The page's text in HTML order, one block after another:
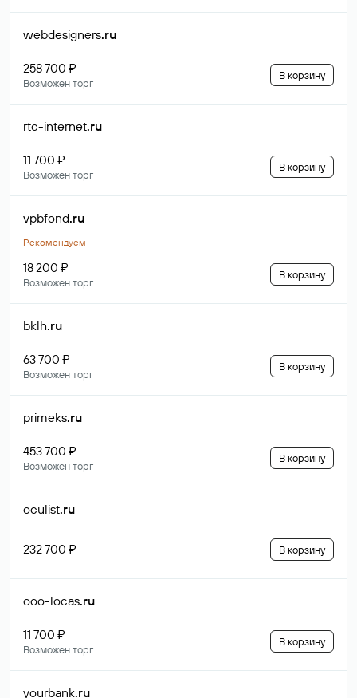
webdesigners.ru
258 700 ₽
Возможен торг
В корзину
rtc-internet.ru
11 700 ₽
Возможен торг
В корзину
vpbfond.ru
Рекомендуем
18 200 ₽
Возможен торг
В корзину
bklh.ru
63 700 ₽
Возможен торг
В корзину
primeks.ru
453 700 ₽
Возможен торг
В корзину
oculist.ru
232 700 ₽ В корзину
ooo-locas.ru
11 700 ₽
Возможен торг
В корзину
yourbank.ru